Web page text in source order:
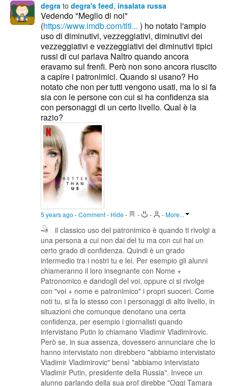
degra to degra's feed, insalata russa
Vedendo "Meglio di noi"
(https://www.imdb.com/titl... ) ho notato l'ampio
uso di diminutivi, vezzeggiativi, diminutivi dei
vezzeggiativi e vezzeggiativi dei diminutivi tipici
russi di cui parlava Naltro quando ancora
eravamo sul frenfi. Però non sono ancora riuscito
a capire i patronimici. Quando si usano? Ho
notato che non per tutti vengono usati, ma lo si fa
sia con le persone con cui si ha confidenza sia
con personaggi di un certo livello. Qual è la
razio?
5 years ago -Comment- Hide - - - -More...
il classico uso del patronimico è quando ti rivolgi a
una persona a cui non dai del tu ma con cui hai un
certo grado di confidenza. Quindi è un grado
intermedio tra i nostri tu e lei. Per esempio gli alunni
chiameranno il loro insegnante con Nome +
Patronomico e dandogli del voi, oppure ci si rivolge
con "voi + nome e patronimico" i propri suoceri. Come
noti tu, si fa lo stesso con i personaggi di alto livello, in
situazioni che comunque denotano una certa
confidenza, per esempio i giornalisti quando
intervistano Putin lo chiamano Vladimir Vladimirovic.
Però se, in sua assenza, dovessero annunciare che lo
hanno intervistato non direbbero "abbiamo intervistato
Vladimir Vladimirovic" bensì "abbiamo intervistato
Vladimir Putin, presidente della Russia". Invece un
alunno parlando della sua prof direbbe "Oggi Tamara